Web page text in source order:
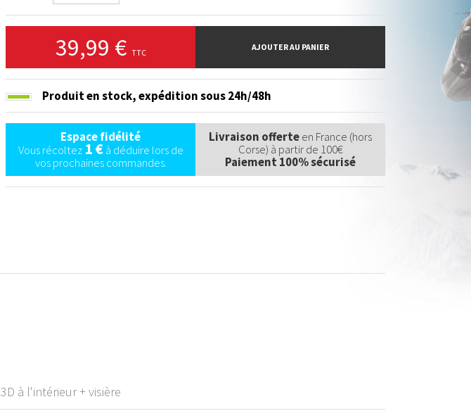
39,99 € TTC
AJOUTER AU PANIER
Produit en stock,expédition sous 24h/48h
Espace fidélité
Vous récoltez 1 €à déduire lors de
vos prochaines commandes.
Livraison offerteen France (hors
Corse) à partir de 100€
Paiement 100% sécurisé
à l'intérieur + visière